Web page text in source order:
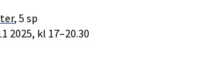
, 5 sp
2025, kl 17–20.30